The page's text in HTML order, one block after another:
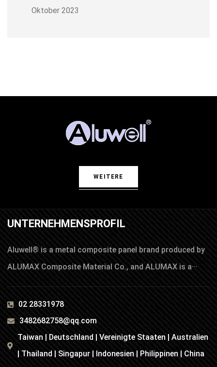
Oktober 2023
WEITERE
UNTERNEHMENSPROFIL
Aluwell® is a metal composite panel brand produced by
ALUMAX Composite Material Co., and ALUMAX is a···
02 28331978
3482682758@qq.com
Taiwan | Deutschland | Vereinigte Staaten | Australien
| Thailand | Singapur | Indonesien | Philippinen | China